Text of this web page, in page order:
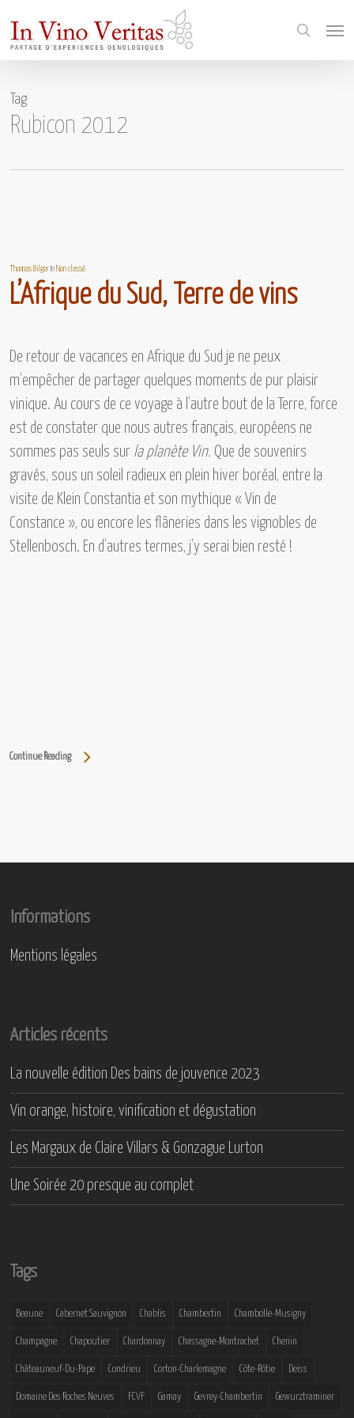
main
search
Tag
Rubicon 2012
Thomas Bilger InNon classé
L’Afrique du Sud, Terre de vins
De retour de vacances enAfrique du Sud je ne peux
m’empêcher de partager quelques moments de pur plaisir
vinique. Au cours de ce voyage à l’autre bout de la Terre, force
est de constater que nous autres français, européens ne
sommes pas seuls sur la planète Vin. Que de souvenirs
gravés, sous un soleil radieux en plein hiver boréal, entre la
visite de Klein Constantia et son mythique « Vin de
Constance », ou encore les flâneries dans les vignobles de
Stellenbosch. En d’autres termes, j’y serai bien resté !
Continue Reading
Informations
Mentions légales
Articles récents
La nouvelle édition Des bains de jouvence 2023
Vin orange, histoire, vinification et dégustation
Les Margaux de Claire Villars & Gonzague Lurton
Une Soirée 20 presque au complet
Tags
Beaune Cabernet Sauvignon Chablis Chambertin Chambolle-Musigny
Champagne Chapoutier Chardonnay Chassagne-Montrachet Chenin
Châteauneuf-Du-Pape Condrieu Corton-Charlemagne Côte-Rôtie Deiss
Domaine Des Roches Neuves FCVF Gamay Gevrey-Chambertin Gewurztraminer